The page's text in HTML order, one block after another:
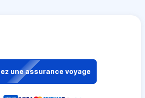
une assurance voyage